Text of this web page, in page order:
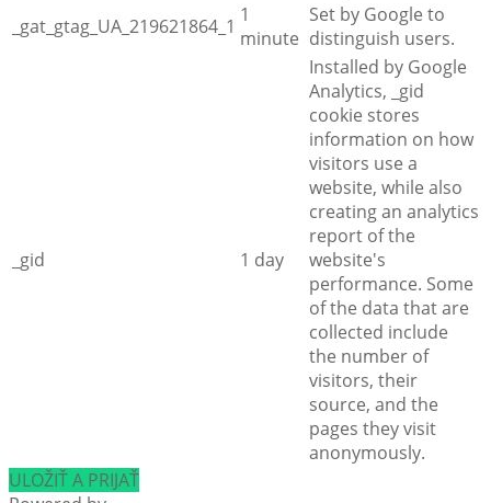
_gat_gtag_UA_219621864_1 1
minute
Set by Google to
distinguish users.
_gid 1 day
Installed by Google
Analytics, _gid
cookie stores
information on how
visitors use a
website, while also
creating an analytics
report of the
website's
performance. Some
of the data that are
collected include
the number of
visitors, their
source, and the
pages they visit
anonymously.
ULOŽIŤ A PRIJAŤ